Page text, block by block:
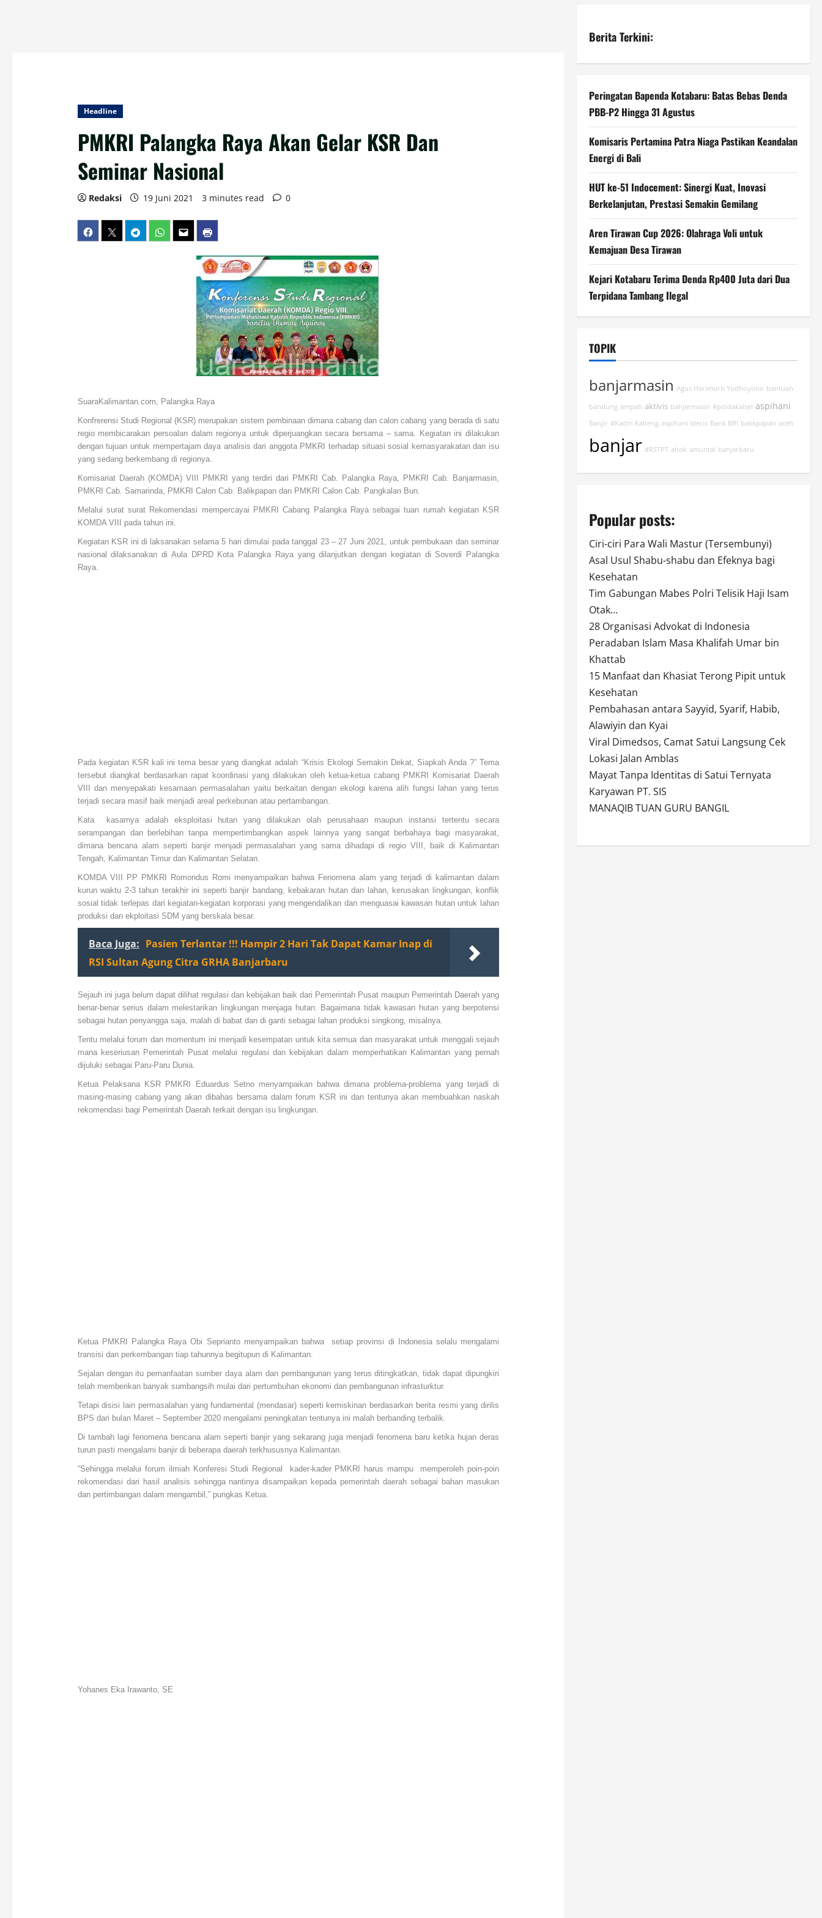
Headline
PMKRI Palangka Raya Akan Gelar KSR Dan
Seminar Nasional
Redaksi 19 Juni 2021 3 minutes read 0
SuaraKalimantan.com, Palangka Raya
Konfrerensi Studi Regional (KSR) merupakan sistem pembinaan dimana cabang dan calon cabang yang berada di satu
regio membicarakan persoalan dalam regionya untuk diperjuangkan secara bersama – sama. Kegiatan ini dilakukan
dengan tujuan untuk mempertajam daya analisis dari anggota PMKRI terhadap situasi sosial kemasyarakatan dan isu
yang sedang berkembang di regionya.
Komisariat Daerah (KOMDA) VIII PMKRI yang terdiri dari PMKRI Cab. Palangka Raya, PMKRI Cab. Banjarmasin,
PMKRI Cab. Samarinda, PMKRI Calon Cab. Balikpapan dan PMKRI Calon Cab. Pangkalan Bun.
Melalui surat surat Rekomendasi mempercayai PMKRI Cabang Palangka Raya sebagai tuan rumah kegiatan KSR
KOMDA VIII pada tahun ini.
Kegiatan KSR ini di laksanakan selama 5 hari dimulai pada tanggal 23 – 27 Juni 2021, untuk pembukaan dan seminar
nasional dilaksanakan di Aula DPRD Kota Palangka Raya yang dilanjutkan dengan kegiatan di Soverdi Palangka
Raya.
Pada kegiatan KSR kali ini tema besar yang diangkat adalah “Krisis Ekologi Semakin Dekat, Siapkah Anda ?” Tema
tersebut diangkat berdasarkan rapat koordinasi yang dilakukan oleh ketua-ketua cabang PMKRI Komisariat Daerah
VIII dan menyepakati kesamaan permasalahan yaitu berkaitan dengan ekologi karena alih fungsi lahan yang terus
terjadi secara masif baik menjadi areal perkebunan atau pertambangan.
Kata kasarnya adalah eksploitasi hutan yang dilakukan olah perusahaan maupun instansi tertentu secara
serampangan dan berlebihan tanpa mempertimbangkan aspek lainnya yang sangat berbahaya bagi masyarakat,
dimana bencana alam seperti banjir menjadi permasalahan yang sama dihadapi di regio VIII, baik di Kalimantan
Tengah, Kalimantan Timur dan Kalimantan Selatan.
KOMDA VIII PP PMKRI Romondus Romi menyampaikan bahwa Fenomena alam yang terjadi di kalimantan dalam
kurun waktu 2-3 tahun terakhir ini seperti banjir bandang, kebakaran hutan dan lahan, kerusakan lingkungan, konflik
sosial tidak terlepas dari kegiatan-kegiatan korporasi yang mengendalikan dan menguasai kawasan hutan untuk lahan
produksi dan ekploitasi SDM yang berskala besar.
Baca Juga: Pasien Terlantar !!! Hampir 2 Hari Tak Dapat Kamar Inap di
RSI Sultan Agung Citra GRHA Banjarbaru
Sejauh ini juga belum dapat dilihat regulasi dan kebijakan baik dari Pemerintah Pusat maupun Pemerintah Daerah yang
benar-benar serius dalam melestarikan lingkungan menjaga hutan. Bagaimana tidak kawasan hutan yang berpotensi
sebagai hutan penyangga saja, malah di babat dan di ganti sebagai lahan produksi singkong, misalnya.
Tentu melalui forum dan momentum ini menjadi kesempatan untuk kita semua dan masyarakat untuk menggali sejauh
mana keseriusan Pemerintah Pusat melalui regulasi dan kebijakan dalam memperhatikan Kalimantan yang pernah
dijuluki sebagai Paru-Paru Dunia.
Ketua Pelaksana KSR PMKRI Eduardus Setno menyampaikan bahwa dimana problema-problema yang terjadi di
masing-masing cabang yang akan dibahas bersama dalam forum KSR ini dan tentunya akan membuahkan naskah
rekomendasi bagi Pemerintah Daerah terkait dengan isu lingkungan.
Ketua PMKRI Palangka Raya Obi Seprianto menyampaikan bahwa setiap provinsi di Indonesia selalu mengalami
transisi dan perkembangan tiap tahunnya begitupun di Kalimantan.
Sejalan dengan itu pemanfaatan sumber daya alam dan pembangunan yang terus ditingkatkan, tidak dapat dipungkiri
telah memberikan banyak sumbangsih mulai dari pertumbuhan ekonomi dan pembangunan infrasturktur.
Tetapi disisi lain permasalahan yang fundamental (mendasar) seperti kemiskinan berdasarkan berita resmi yang dirilis
BPS dari bulan Maret – September 2020 mengalami peningkatan tentunya ini malah berbanding terbalik.
Di tambah lagi fenomena bencana alam seperti banjir yang sekarang juga menjadi fenomena baru ketika hujan deras
turun pasti mengalami banjir di beberapa daerah terkhususnya Kalimantan.
“Sehingga melalui forum ilmiah Konferesi Studi Regional kader-kader PMKRI harus mampu memperoleh poin-poin
rekomendasi dari hasil analisis sehingga nantinya disampaikan kepada pemerintah daerah sebagai bahan masukan
dan pertimbangan dalam mengambil,” pungkas Ketua.
Yohanes Eka Irawanto, SE
Berita Terkini:
Peringatan Bapenda Kotabaru: Batas Bebas Denda
PBB-P2 Hingga 31 Agustus
Komisaris Pertamina Patra Niaga Pastikan Keandalan
Energi di Bali
HUT ke-51 Indocement: Sinergi Kuat, Inovasi
Berkelanjutan, Prestasi Semakin Gemilang
Aren Tirawan Cup 2026: Olahraga Voli untuk
Kemajuan Desa Tirawan
Kejari Kotabaru Terima Denda Rp400 Juta dari Dua
Terpidana Tambang Ilegal
TOPIK
banjarmasin Agus Harimurti Yudhoyono bantuan
bandung ampah aktivis bahjarmasin #poldakalsel aspihani
Banjir #Kadin Kalteng aspihani ideris Bank BRI balikpapan aceh
banjar #RSTPT ahok amuntai banjarbaru
Popular posts:
Ciri-ciri Para Wali Mastur (Tersembunyi)
Asal Usul Shabu-shabu dan Efeknya bagi
Kesehatan
Tim Gabungan Mabes Polri Telisik Haji Isam
Otak…
28 Organisasi Advokat di Indonesia
Peradaban Islam Masa Khalifah Umar bin
Khattab
15 Manfaat dan Khasiat Terong Pipit untuk
Kesehatan
Pembahasan antara Sayyid, Syarif, Habib,
Alawiyin dan Kyai
Viral Dimedsos, Camat Satui Langsung Cek
Lokasi Jalan Amblas
Mayat Tanpa Identitas di Satui Ternyata
Karyawan PT. SIS
MANAQIB TUAN GURU BANGIL